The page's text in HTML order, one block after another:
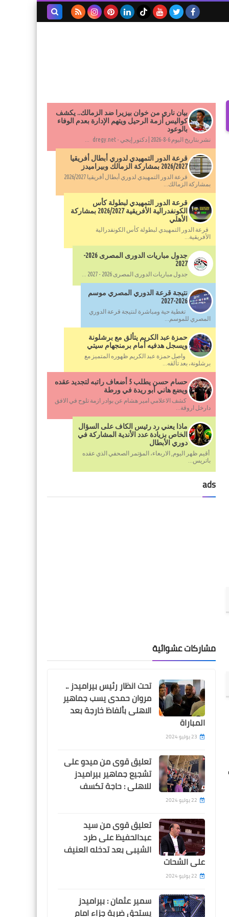
بيان ناري من خوان بيزيرا ضد الزمالك.. يكشف
كواليس أزمة الرحيل ويتهم الإدارة بعدم الوفاء
بالوعود
نشر بتاريخ اليوم 6-8-2026 | دكتور إيجي - dregy.net ...
قرعة الدور التمهيدي لدوري أبطال أفريقيا
2026/2027 بمشاركة الزمالك وبيراميدز
قرعة الدور التمهيدي لدوري أبطال أفريقيا 2026/2027
بمشاركة الزمالك...
قرعة الدور التمهيدي لبطولة كأس
الكونفدرالية الأفريقية 2026/2027 بمشاركة
الأهلي
قرعة الدور التمهيدي لبطولة كأس الكونفدرالية
الأفريقية...
جدول مباريات الدورى المصرى 2026-
2027
جدول مباريات الدورى المصرى 2026 - 2027 ...
نتيجة قرعة الدوري المصري موسم
2026-2027
تغطية حية ومباشرة لنتيجة قرعة الدوري
المصري للموسم...
حمزة عبد الكريم يتألق مع برشلونة
ويسجل هدفيه أمام برمنجهام سيتي
واصل حمزة عبد الكريم ظهوره المتميز مع
برشلونة، بعد تألقه...
حسام حسن يطلب 5 أضعاف راتبه لتجديد عقده
ويضع هاني أبو ريدة في ورطة
كشف الاعلامي امير هشام عن بوادر ازمة تلوح في الافق
دارخل اروقة...
ماذا يعني رد رئيس الكاف على السؤال
الخاص بزيادة عدد الأندية المشاركة في
دوري الأبطال
أقيم ظهر اليوم, الاربعاء، المؤتمر الصحفي الذي عقده
باتريس...
ads
مشاركات عشوائية
تحت انظار رئيس بيراميدز ..
مروان حمدى يسب جماهير
الاهلى بألفاظ خارجة بعد
المباراة
23 يوليو 2024
تعليق قوى من ميدو على
تشجيع جماهير بيراميدز
للاهلى : حاجة تكسف
22 يوليو 2024
تعليق قوى من سيد
عبدالحفيظ على طرد
الشيبى بعد تدخله العنيف
على الشحات
22 يوليو 2024
سمير عثمان : بيراميدز
يستحق ضربة جزاء امام
اخبار رياضية
صلاح يسجل و يصنع فى تعادل
مثير لليفربول امام ايفرتون
Egypt
زيكو يسجل هدف عالمى من
مقصية رائعة امام سيراميكا
Egypt